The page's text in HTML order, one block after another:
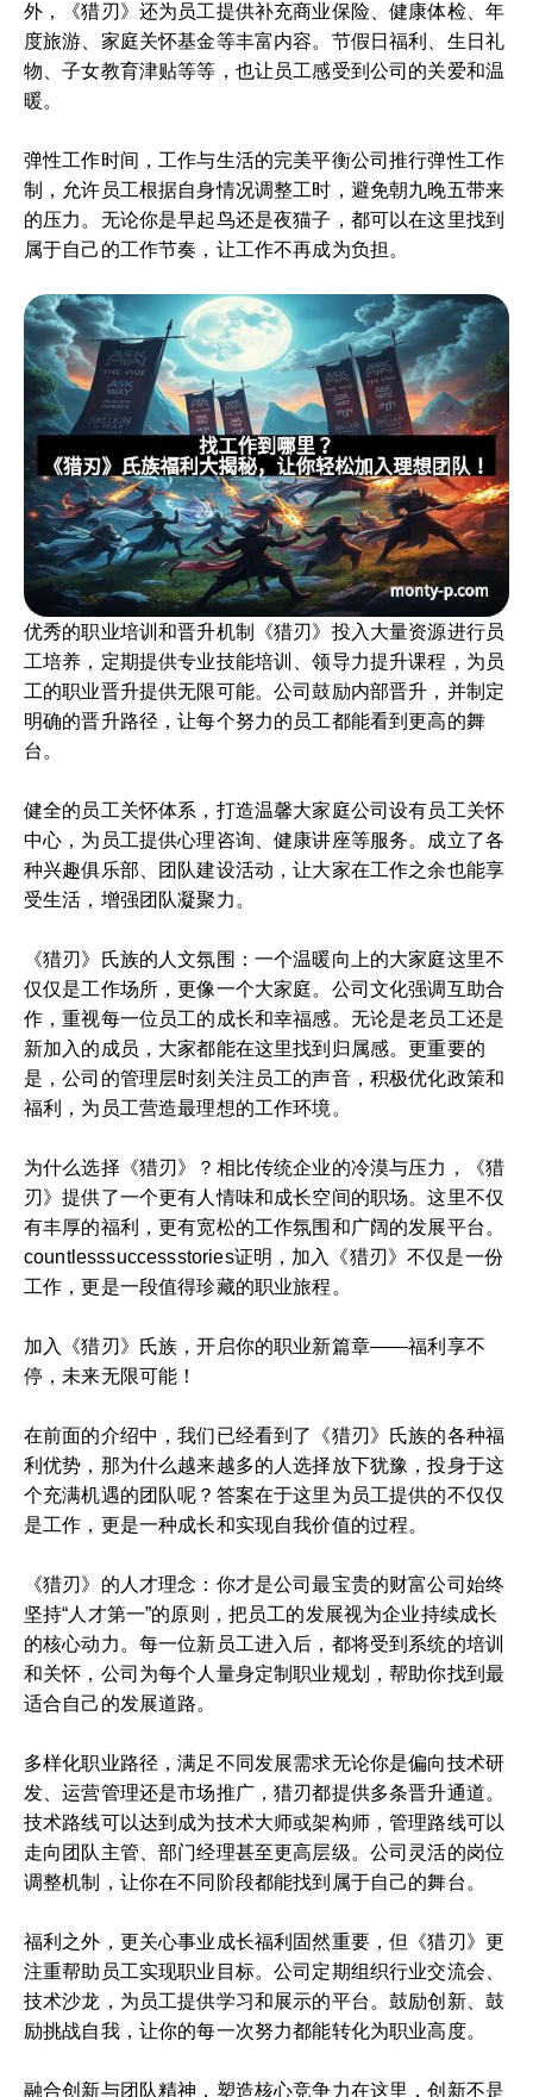
外，《猎刃》还为员工提供补充商业保险、健康体检、年
度旅游、家庭关怀基金等丰富内容。节假日福利、生日礼
物、子女教育津贴等等，也让员工感受到公司的关爱和温
暖。
弹性工作时间，工作与生活的完美平衡公司推行弹性工作
制，允许员工根据自身情况调整工时，避免朝九晚五带来
的压力。无论你是早起鸟还是夜猫子，都可以在这里找到
属于自己的工作节奏，让工作不再成为负担。
优秀的职业培训和晋升机制《猎刃》投入大量资源进行员
工培养，定期提供专业技能培训、领导力提升课程，为员
工的职业晋升提供无限可能。公司鼓励内部晋升，并制定
明确的晋升路径，让每个努力的员工都能看到更高的舞
台。
健全的员工关怀体系，打造温馨大家庭公司设有员工关怀
中心，为员工提供心理咨询、健康讲座等服务。成立了各
种兴趣俱乐部、团队建设活动，让大家在工作之余也能享
受生活，增强团队凝聚力。
《猎刃》氏族的人文氛围：一个温暖向上的大家庭这里不
仅仅是工作场所，更像一个大家庭。公司文化强调互助合
作，重视每一位员工的成长和幸福感。无论是老员工还是
新加入的成员，大家都能在这里找到归属感。更重要的
是，公司的管理层时刻关注员工的声音，积极优化政策和
福利，为员工营造最理想的工作环境。
为什么选择《猎刃》？相比传统企业的冷漠与压力，《猎
刃》提供了一个更有人情味和成长空间的职场。这里不仅
有丰厚的福利，更有宽松的工作氛围和广阔的发展平台。
countlesssuccessstories证明，加入《猎刃》不仅是一份
工作，更是一段值得珍藏的职业旅程。
加入《猎刃》氏族，开启你的职业新篇章——福利享不
停，未来无限可能！
在前面的介绍中，我们已经看到了《猎刃》氏族的各种福
利优势，那为什么越来越多的人选择放下犹豫，投身于这
个充满机遇的团队呢？答案在于这里为员工提供的不仅仅
是工作，更是一种成长和实现自我价值的过程。
《猎刃》的人才理念：你才是公司最宝贵的财富公司始终
坚持“人才第一”的原则，把员工的发展视为企业持续成长
的核心动力。每一位新员工进入后，都将受到系统的培训
和关怀，公司为每个人量身定制职业规划，帮助你找到最
适合自己的发展道路。
多样化职业路径，满足不同发展需求无论你是偏向技术研
发、运营管理还是市场推广，猎刃都提供多条晋升通道。
技术路线可以达到成为技术大师或架构师，管理路线可以
走向团队主管、部门经理甚至更高层级。公司灵活的岗位
调整机制，让你在不同阶段都能找到属于自己的舞台。
福利之外，更关心事业成长福利固然重要，但《猎刃》更
注重帮助员工实现职业目标。公司定期组织行业交流会、
技术沙龙，为员工提供学习和展示的平台。鼓励创新、鼓
励挑战自我，让你的每一次努力都能转化为职业高度。
融合创新与团队精神，塑造核心竞争力在这里，创新不是